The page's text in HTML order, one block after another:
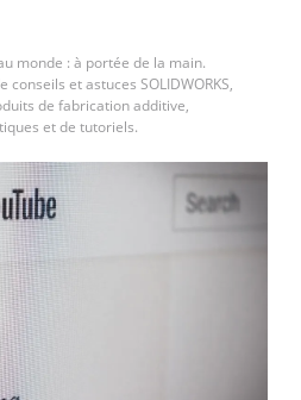
monde : à portée de la main.
et astuces SOLIDWORKS,
de fabrication additive,
et de tutoriels.